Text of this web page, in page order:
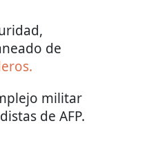
de
militar
de AFP.